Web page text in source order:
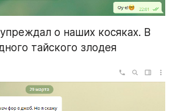
о наших косяках. В
тайского злодея